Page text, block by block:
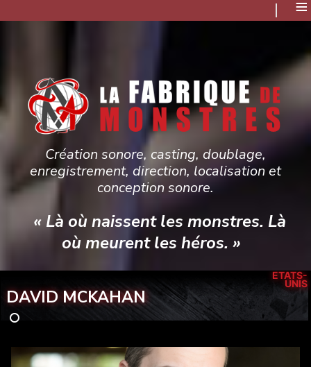
≡
Création sonore, casting, doublage,
enregistrement, direction, localisation et
conception sonore.
« Là où naissent les monstres. Là
où meurent les héros. »
DAVID MCKAHAN
ÉTATS-
UNIS